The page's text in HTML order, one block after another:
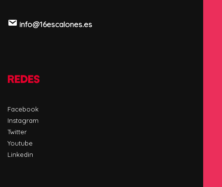
info@16escalones.es
REDES
Facebook
Instagram
Twitter
Youtube
Linkedin